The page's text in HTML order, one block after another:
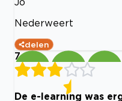
Nederweert
delen
7
De e-learning was